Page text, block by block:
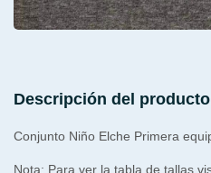
Descripción del
Conjunto Niño Elche Primera
Nota: Para ver la tabla de tallas